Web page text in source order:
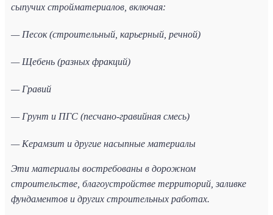
сыпучих стройматериалов, включая:
— Песок (строительный, карьерный, речной)
— Щебень (разных фракций)
— Гравий
— Грунт и ПГС (песчано-гравийная смесь)
— Керамзит и другие насыпные материалы
Эти материалы востребованы в дорожном
строительстве, благоустройстве территорий, заливке
фундаментов и других строительных работах.